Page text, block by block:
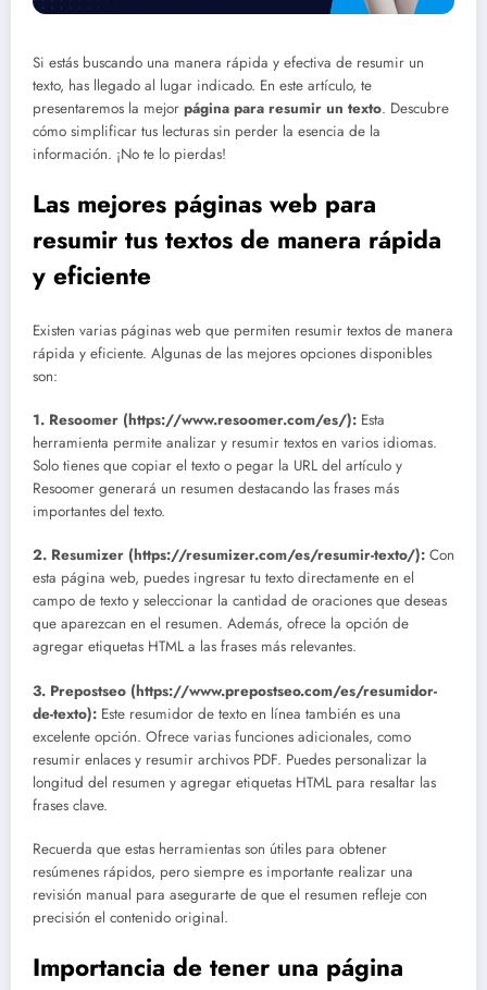
Si estás buscando una manera rápida y efectiva de resumir un
texto, has llegado al lugar indicado. En este artículo, te
presentaremos la mejor página para resumir un texto. Descubre
cómo simplificar tus lecturas sin perder la esencia de la
información. ¡No te lo pierdas!
Las mejores páginas web para
resumir tus textos de manera rápida
y eficiente
Existen varias páginas web que permiten resumir textos de manera
rápida y eficiente. Algunas de las mejores opciones disponibles
son:
1. Resoomer (https://www.resoomer.com/es/): Esta
herramienta permite analizar y resumir textos en varios idiomas.
Solo tienes que copiar el texto o pegar la URL del artículo y
Resoomer generará un resumen destacando las frases más
importantes del texto.
2. Resumizer (https://resumizer.com/es/resumir-texto/): Con
esta página web, puedes ingresar tu texto directamente en el
campo de texto y seleccionar la cantidad de oraciones que deseas
que aparezcan en el resumen. Además, ofrece la opción de
agregar etiquetas HTML a las frases más relevantes.
3. Prepostseo (https://www.prepostseo.com/es/resumidor-
de-texto): Este resumidor de texto en línea también es una
excelente opción. Ofrece varias funciones adicionales, como
resumir enlaces y resumir archivos PDF. Puedes personalizar la
longitud del resumen y agregar etiquetas HTML para resaltar las
frases clave.
Recuerda que estas herramientas son útiles para obtener
resúmenes rápidos, pero siempre es importante realizar una
revisión manual para asegurarte de que el resumen refleje con
precisión el contenido original.
Importancia de tener una página